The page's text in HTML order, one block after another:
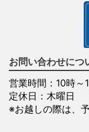
お問い合わせにつ
営業時間：10時～
定休日：木曜日
※お越しの際は、